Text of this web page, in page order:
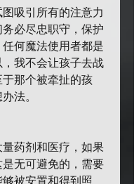
吸引所有的注意力
必尽忠职守，保护
何魔法使用者都是
我不会让孩子去战
那个被牵扯的孩
法。
药剂和医疗，如果
无可避免的，需要